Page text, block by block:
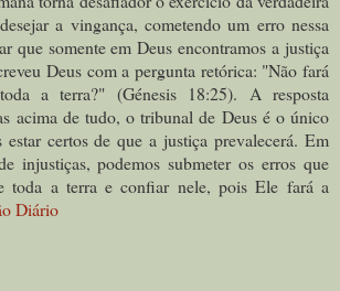
a vingança, cometendo um erro nessa
que somente em Deus encontramos a justiça
Deus com a pergunta retórica: "Não fará
a terra?" (Génesis 18:25). A resposta
acima de tudo, o tribunal de Deus é o único
certos de que a justiça prevalecerá. Em
injustiças, podemos submeter os erros que
toda a terra e confiar nele, pois Ele fará a
Diário